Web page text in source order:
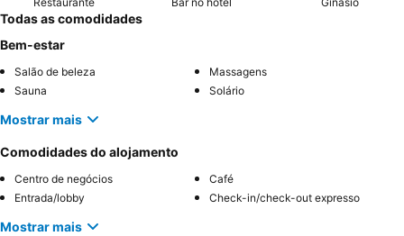
Todas as comodidades
Bem-estar
Salão de beleza
Massagens
Sauna
Solário
Mostrar mais
Comodidades do alojamento
Centro de negócios
Café
Entrada/lobby
Check-in/check-out expresso
Mostrar mais